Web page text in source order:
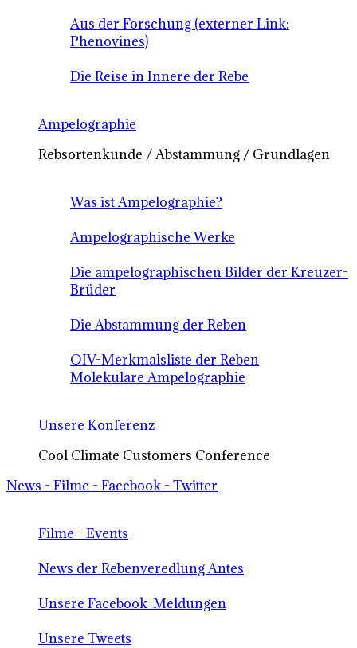
Aus der Forschung (externer Link:
Phenovines)
Die Reise in Innere der Rebe
Ampelographie
Rebsortenkunde / Abstammung / Grundlagen
Was ist Ampelographie?
Ampelographische Werke
Die ampelographischen Bilder der Kreuzer-
Brüder
Die Abstammung der Reben
OIV-Merkmalsliste der Reben
Molekulare Ampelographie
Unsere Konferenz
Cool Climate Customers Conference
News - Filme - Facebook - Twitter
Filme - Events
News der Rebenveredlung Antes
Unsere Facebook-Meldungen
Unsere Tweets